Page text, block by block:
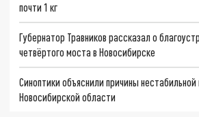
почти 1 кг
Губернатор Травников рассказал о
четвёртого моста в Новосибирске
Синоптики объяснили причины нестабильной
Новосибирской области